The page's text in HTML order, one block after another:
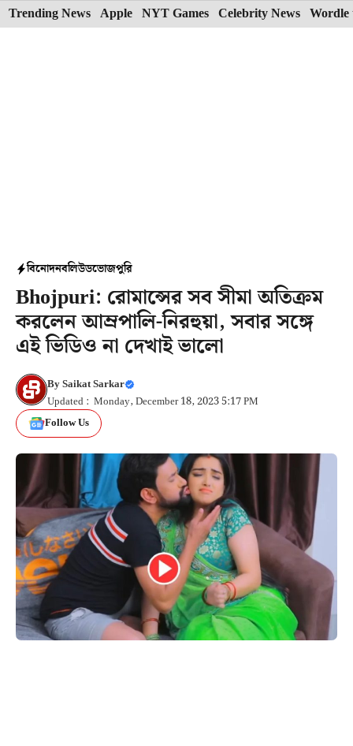
Skip
to
Trending News Apple NYT Games Celebrity News Wordle
বিনোদনবলিউডভোজপুরি
Bhojpuri: রোমান্সের সব সীমা অতিক্রম
করলেন আম্রপালি-নিরহুয়া, সবার সঙ্গে
এই ভিডিও না দেখাই ভালো
BySaikat Sarkar
Updated : Monday, December 18, 2023 5:17 PM
Follow Us